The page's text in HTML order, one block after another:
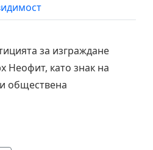
за изграждане
Неофит, като знак на
обществена